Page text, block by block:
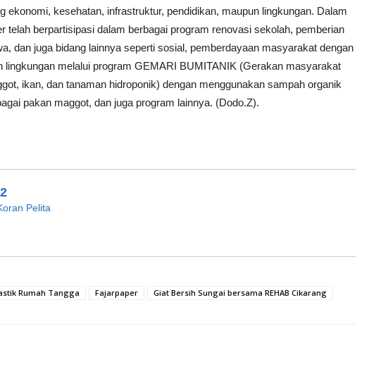
ekonomi, kesehatan, infrastruktur, pendidikan, maupun lingkungan. Dalam
telah berpartisipasi dalam berbagai program renovasi sekolah, pemberian
dan juga bidang lainnya seperti sosial, pemberdayaan masyarakat dengan
lingkungan melalui program GEMARI BUMITANIK (Gerakan masyarakat
ikan, dan tanaman hidroponik) dengan menggunakan sampah organik
pakan maggot, dan juga program lainnya. (Dodo.Z).
Pelita
Rumah Tangga Fajarpaper Giat Bersih Sungai bersama REHAB Cikarang